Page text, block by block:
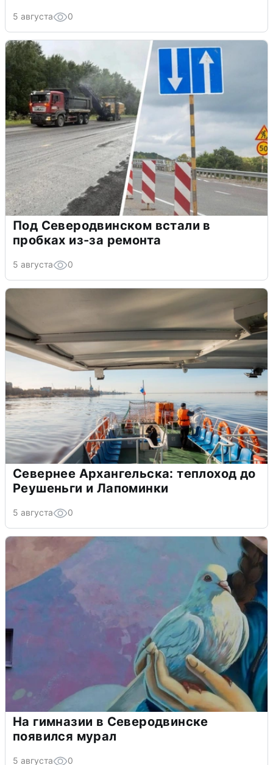
5 августа 0
Под Северодвинском встали в
пробках из-за ремонта
5 августа 0
Севернее Архангельска: теплоход до
Реушеньги и Лапоминки
5 августа 0
На гимназии в Северодвинске
появился мурал
5 августа 0